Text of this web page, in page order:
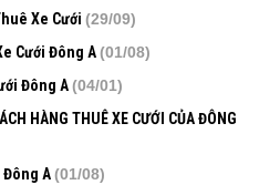
Xe Cưới (29/09)
Cưới Đông A(01/08)
Đông A(04/01)
HÀNG THUÊ XE CƯỚI CỦA ĐÔNG
Đông A(01/08)